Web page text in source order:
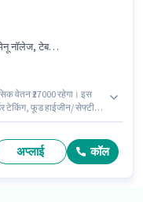
फूड हाईजीन/ सेफ्टी
वेतन ₹27000 रहेगा। इस
टेकिंग, फूड हाईजीन/ सेफ्टी,
मिलेंगे। यह नौकरी असगाओ,
मिलती है।
अप्लाई कॉल